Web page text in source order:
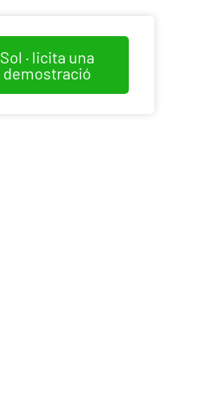
Sol · licita una
demostració